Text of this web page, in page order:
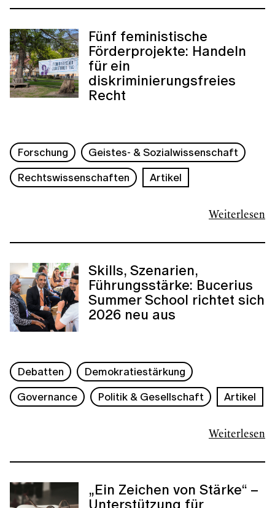
Fünf feministische
Förderprojekte: Handeln
für ein
diskriminierungsfreies
Recht
Weiterlesen
Forschung
Geistes- & Sozialwissenschaft
Rechtswissenschaften
Artikel
Skills, Szenarien,
Führungsstärke: Bucerius
Summer School richtet sich
2026 neu aus
Weiterlesen
Debatten
Demokratiestärkung
Governance
Politik & Gesellschaft Artikel
„Ein Zeichen von Stärke“ –